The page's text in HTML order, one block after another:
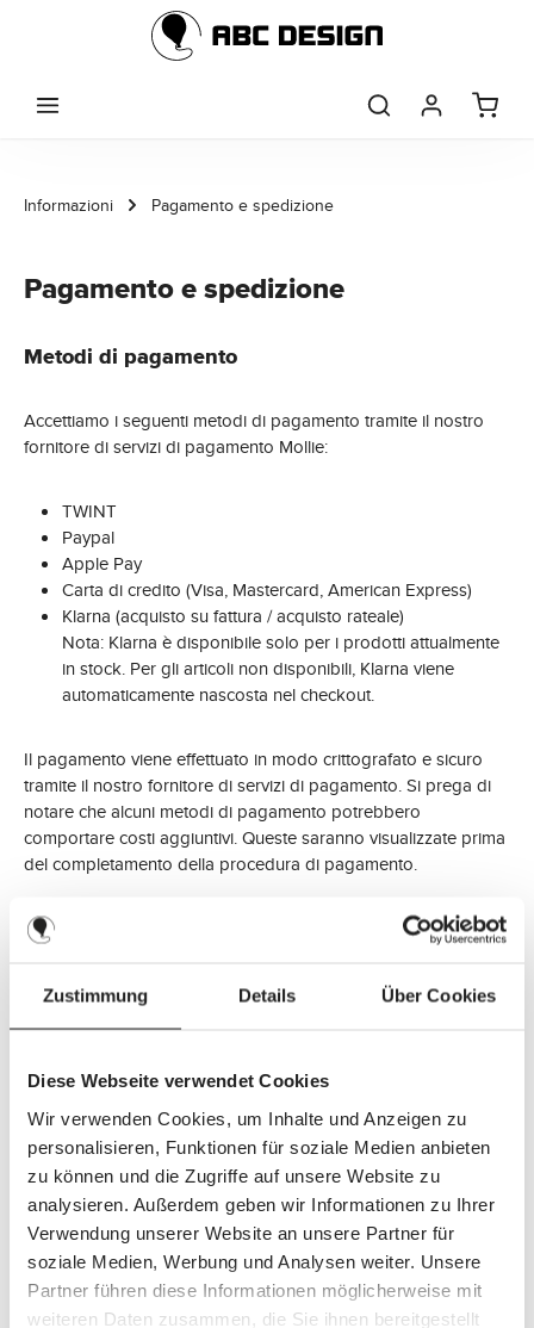
Zustimmung Details Über Cookies
Diese Webseite verwendet Cookies
Wir verwenden Cookies, um Inhalte und Anzeigen zu
personalisieren, Funktionen für soziale Medien anbieten
zu können und die Zugriffe auf unsere Website zu
analysieren. Außerdem geben wir Informationen zu Ihrer
Verwendung unserer Website an unsere Partner für
soziale Medien, Werbung und Analysen weiter. Unsere
Partner führen diese Informationen möglicherweise mit
weiteren Daten zusammen, die Sie ihnen bereitgestellt
Passa al contenuto principale
Informazioni Pagamento e spedizione
Pagamento e spedizione
Metodi di pagamento
Accettiamo i seguenti metodi di pagamento tramite il nostro
fornitore di servizi di pagamento Mollie:
TWINT
Paypal
Apple Pay
Carta di credito (Visa, Mastercard, American Express)
Klarna (acquisto su fattura / acquisto rateale)
Nota: Klarna è disponibile solo per i prodotti attualmente
in stock. Per gli articoli non disponibili, Klarna viene
automaticamente nascosta nel checkout.
Il pagamento viene effettuato in modo crittografato e sicuro
tramite il nostro fornitore di servizi di pagamento. Si prega di
notare che alcuni metodi di pagamento potrebbero
comportare costi aggiuntivi. Queste saranno visualizzate prima
del completamento della procedura di pagamento.
Spedizione
Le spese di spedizione vengono calcolate automaticamente
Svizzera:
Spese di spedizione forfettarie di CHF 24,90 per ordini di
valore inferiore a CHF 100
Spedizione gratuita per ordini di valore superiore a CHF
100